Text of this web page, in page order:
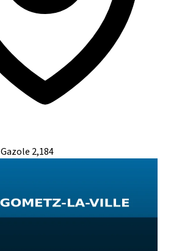
Gazole 2,184